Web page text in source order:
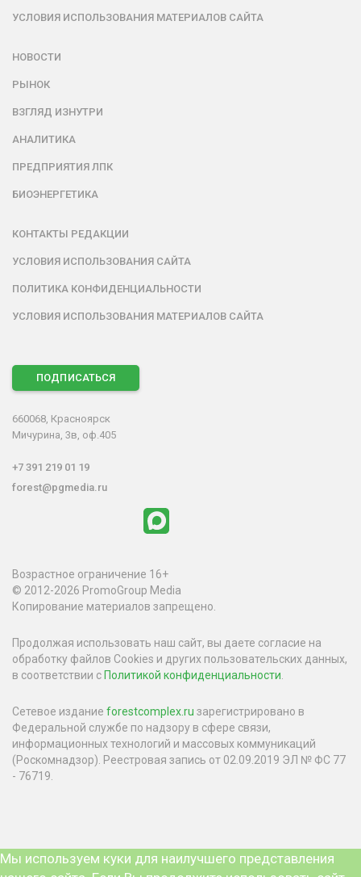
УСЛОВИЯ ИСПОЛЬЗОВАНИЯ МАТЕРИАЛОВ САЙТА
НОВОСТИ
РЫНОК
ВЗГЛЯД ИЗНУТРИ
АНАЛИТИКА
ПРЕДПРИЯТИЯ ЛПК
БИОЭНЕРГЕТИКА
КОНТАКТЫ РЕДАКЦИИ
УСЛОВИЯ ИСПОЛЬЗОВАНИЯ САЙТА
ПОЛИТИКА КОНФИДЕНЦИАЛЬНОСТИ
УСЛОВИЯ ИСПОЛЬЗОВАНИЯ МАТЕРИАЛОВ САЙТА
ПОДПИСАТЬСЯ
660068, Красноярск
Мичурина, 3в, оф.405
+7 391 219 01 19
forest@pgmedia.ru
Возрастное ограничение 16+
© 2012-2026 PromoGroup Media
Копирование материалов запрещено.
Продолжая использовать наш сайт, вы даете согласие на
обработку файлов Cookies и других пользовательских данных,
в соответствии с Политикой конфиденциальности
Сетевое издание forestcomplex.ru зарегистрировано в
Федеральной службе по надзору в сфере связи,
информационных технологий и массовых коммуникаций
(Роскомнадзор). Реестровая запись от 02.09.2019 ЭЛ № ФС 77
- 76719.
Мы используем куки для наилучшего представления